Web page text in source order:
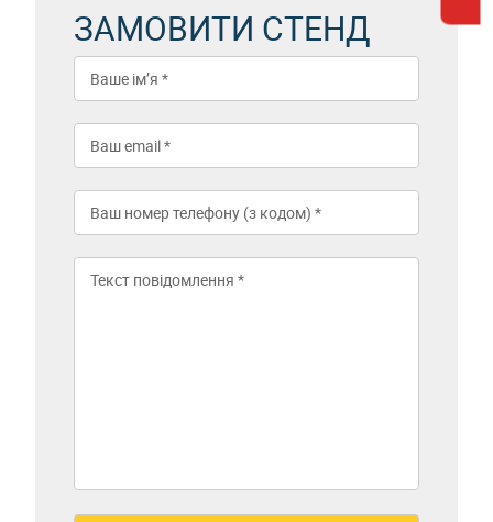
ЗАМОВИТИ СТЕНД